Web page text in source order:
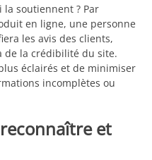
soutiennent ? Par
en ligne, une personne
les avis des clients,
de la crédibilité du site.
éclairés et de minimiser
incomplètes ou
et